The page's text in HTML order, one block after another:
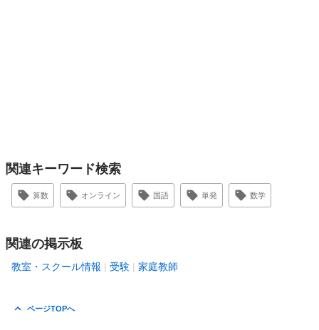
関連キーワード検索
算数 オンライン 国語 単発 数学
関連の掲示板
教室・スクール情報 受験 家庭教師
ページTOPへ